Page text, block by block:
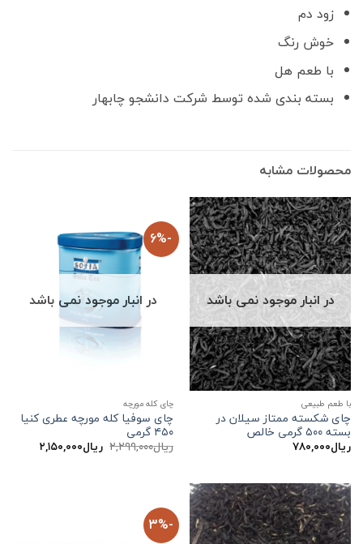
زود دم
خوش رنگ
با طعم هل
بسته بندی شده توسط شرکت دانشجو چابهار
محصولات مشابه
در انبار موجود نمی باشد
با طعم طبیعی
چای شکسته ممتاز سیلان در
بسته ۵۰۰ گرمی خالص
ریال۷۸۰,۰۰۰
-6%
در انبار موجود نمی باشد
چای کله مورچه
چای سوفیا کله مورچه عطری کنیا
۴۵۰ گرمی
ریال۲,۲۹۹,۰۰۰ قیمت
اصلی:
ریال۲,۱۵۰,۰۰۰قیمت
فعلی:
-3%